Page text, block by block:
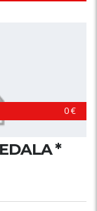
0 €
*